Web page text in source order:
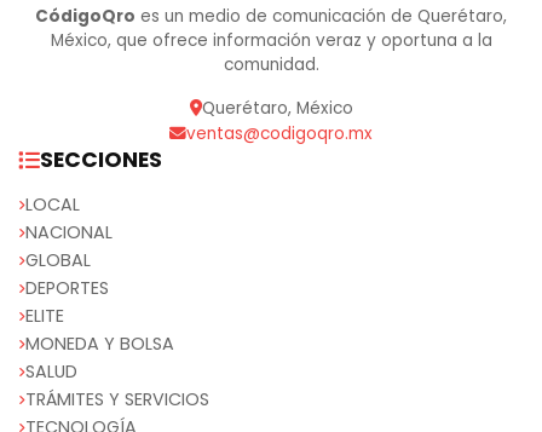
CódigoQro es un medio de comunicación de Querétaro,
México, que ofrece información veraz y oportuna a la
comunidad.
Querétaro, México
ventas@codigoqro.mx
SECCIONES
LOCAL
NACIONAL
GLOBAL
DEPORTES
ELITE
MONEDA Y BOLSA
SALUD
TRÁMITES Y SERVICIOS